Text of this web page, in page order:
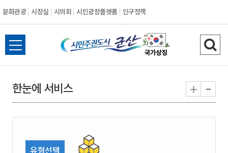
문화관광 시장실 시의회 시민광장플랫폼 인구정책
시
민
권
전
체
뉴
열
검
색
기
한눈에 서비스 + -
유형선택